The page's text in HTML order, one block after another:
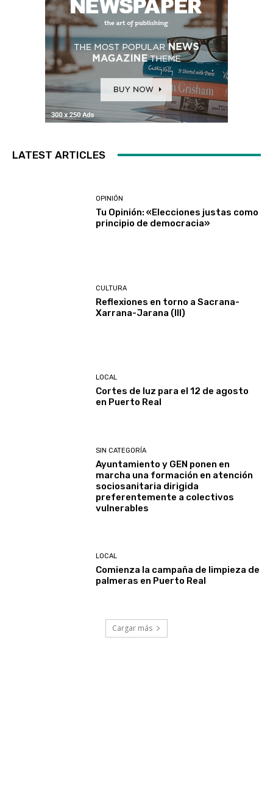
LATEST ARTICLES
OPINIÓN
Tu Opinión: «Elecciones justas como
principio de democracia»
CULTURA
Reflexiones en torno a Sacrana-
Xarrana-Jarana (III)
LOCAL
Cortes de luz para el 12 de agosto
en Puerto Real
SIN CATEGORÍA
Ayuntamiento y GEN ponen en
marcha una formación en atención
sociosanitaria dirigida
preferentemente a colectivos
vulnerables
LOCAL
Comienza la campaña de limpieza de
palmeras en Puerto Real
Cargar más